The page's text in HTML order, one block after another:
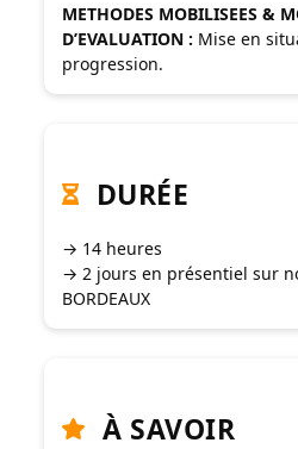
METHODES MOBILISEES &
D’EVALUATION : Mise en
progression.
DURÉE
→ 14 heures
→ 2 jours en présentiel sur
BORDEAUX
À SAVOIR